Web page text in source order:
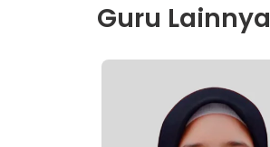
Guru Lainnya